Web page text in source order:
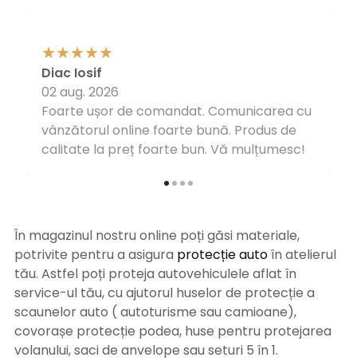
Foarte ușor de comandat. Comunicarea cu
vânzătorul online foarte bună. Produs de
calitate la preț foarte bun. Vă mulțumesc!
Diac Iosif
02 aug. 2026
În magazinul nostru online poți găsi materiale,
potrivite pentru a asigura protecție autoîn atelierul
tău. Astfel poți proteja autovehiculele aflat în
service-ul tău, cu ajutorul huselor de protecție a
scaunelor auto ( autoturisme sau camioane),
covorașe protecție podea, huse pentru protejarea
volanului, saci de anvelope sau seturi 5 în 1.